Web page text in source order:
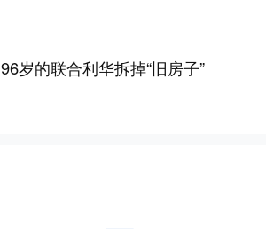
96岁的联合利华拆掉“旧房子”